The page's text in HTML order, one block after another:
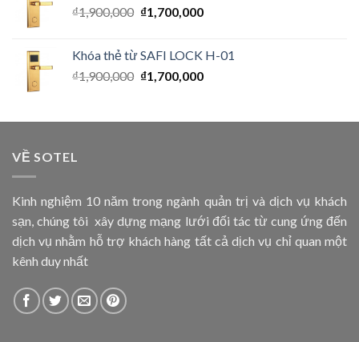
₫1,900,000 ₫1,700,000
Khóa thẻ từ SAFI LOCK H-01
₫1,900,000 ₫1,700,000
VỀ SOTEL
Kinh nghiệm 10 năm trong ngành quản trị và dịch vụ khách
sạn, chúng tôi xây dựng mạng lưới đối tác từ cung ứng đến
dịch vụ nhằm hỗ trợ khách hàng tất cả dịch vụ chỉ quan một
kênh duy nhất